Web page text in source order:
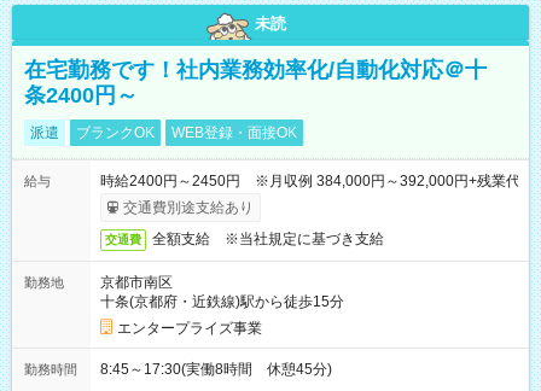
未読
在宅勤務です！社内業務効率化/自動化対応＠十
条2400円～
派遣 ブランクOK WEB登録・面接OK
給与
時給2400円～2450円 ※月収例 384,000円～392,000円+残業代
交通費別途支給あり
交通費 全額支給 ※当社規定に基づき支給
勤務地
京都市南区
十条(京都府・近鉄線)駅から徒歩15分
エンタープライズ事業
勤務時間 8:45～17:30(実働8時間 休憩45分)